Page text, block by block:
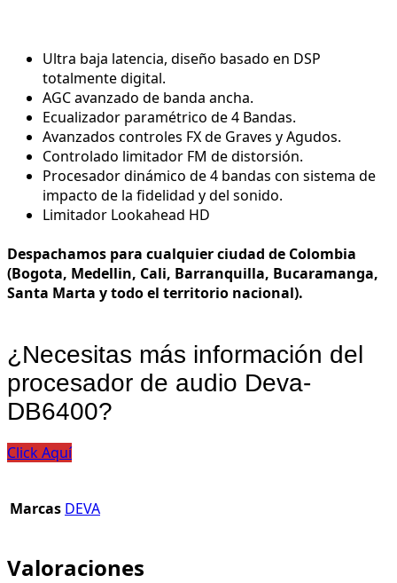
Ultra baja latencia, diseño basado en DSP
totalmente digital.
AGC avanzado de banda ancha.
Ecualizador paramétrico de 4 Bandas.
Avanzados controles FX de Graves y Agudos.
Controlado limitador FM de distorsión.
Procesador dinámico de 4 bandas con sistema de
impacto de la fidelidad y del sonido.
Limitador Lookahead HD
Despachamos para cualquier ciudad de Colombia
(Bogota, Medellin, Cali, Barranquilla, Bucaramanga,
Santa Marta y todo el territorio nacional).
¿Necesitas más información del
procesador de audio Deva-
DB6400?
Click Aquí
Marcas DEVA
Valoraciones